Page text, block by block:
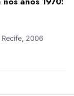
2006